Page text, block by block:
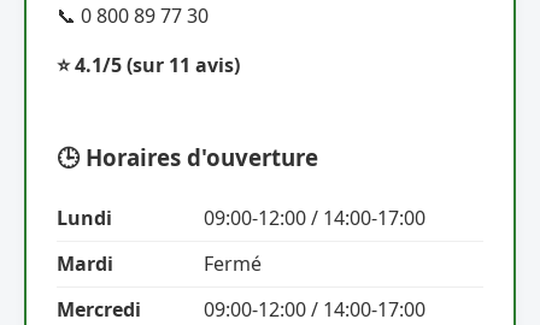
📞 0 800 89 77 30
⭐ 4.1/5(sur 11 avis)
🕒 Horaires d'ouverture
Lundi
09:00-12:00 / 14:00-17:00
Mardi
Fermé
Mercredi
09:00-12:00 / 14:00-17:00